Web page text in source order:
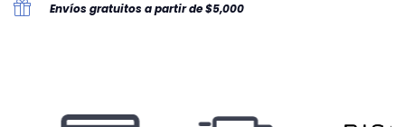
Envíos gratuitos a partir de $5,000